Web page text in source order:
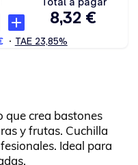
que crea bastones
y frutas. Cuchilla
Ideal para